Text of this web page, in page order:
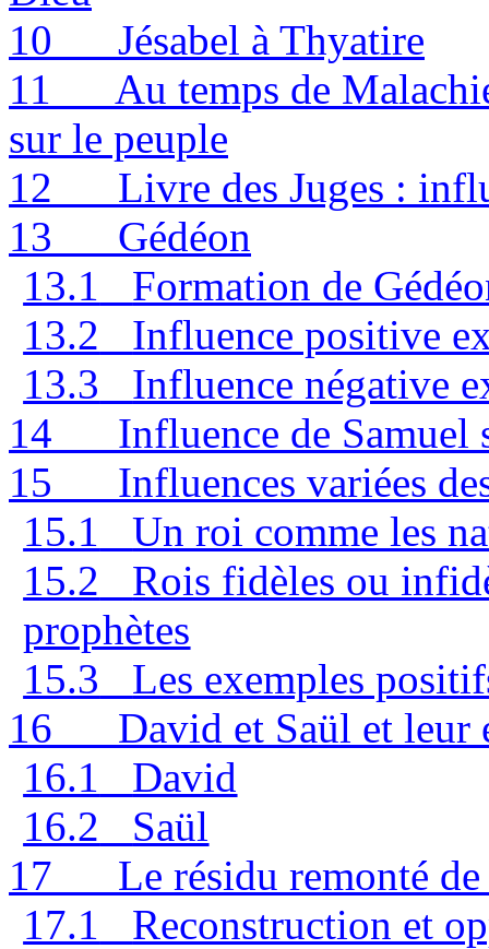
10
Jésabel à Thyatire
11
Au temps de
sur le peuple
12
Livre des Juges :
13
Gédéon
13.1
Formation de
13.2
Influence positive
13.3
Influence négative
14
Influence de Samuel
15
Influences variées
15.1
Un roi comme les
15.2
Rois fidèles ou
prophètes
15.3
Les exemples
16
David et Saül et leur
16.1
David
16.2
Saül
17
Le résidu remonté
17.1
Reconstruction et